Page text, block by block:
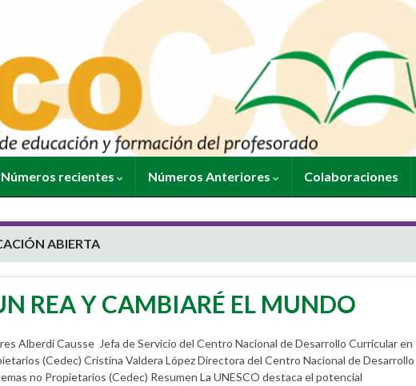
Números recientes Números Anteriores Colaboraciones
ABIERTA
REA Y CAMBIARÉ EL MUNDO
Alberdi Causse Jefa de Servicio del Centro Nacional de Desarrollo Curricular en
(Cedec) Cristina Valdera López Directora del Centro Nacional de Desarrollo
no Propietarios (Cedec) Resumen La UNESCO destaca el potencial